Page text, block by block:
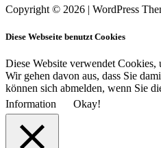
Copyright © 2026 | WordPress
Diese Webseite benutzt Cookies
Diese Website verwendet Cookies,
Wir gehen davon aus, dass Sie
können sich abmelden, wenn Sie
Information
Okay!